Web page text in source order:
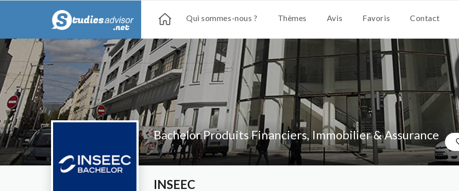
Qui sommes-nous ? Thèmes Avis Favoris Contact
Bachelor Produits Financiers, Immobilier & Assurance
INSEEC